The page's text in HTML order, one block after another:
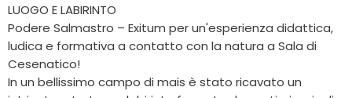
LUOGO E LABIRINTO
Podere Salmastro – Exitum per un'esperienza didattica,
ludica e formativa a contatto con la natura a Sala di
Cesenatico!
In un bellissimo campo di mais è stato ricavato un